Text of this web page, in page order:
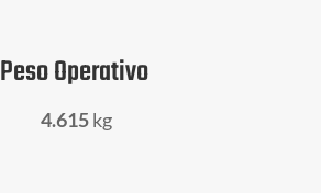
Peso Operativo
4.615kg